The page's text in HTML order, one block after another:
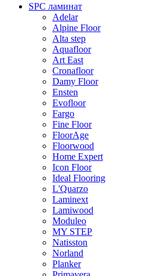
SPC ламинат
Adelar
Alpine Floor
Alta step
Aquafloor
Art East
Cronafloor
Damy Floor
Ensten
Evofloor
Fargo
Fine Floor
FloorAge
Floorwood
Home Expert
Icon Floor
Ideal Flooring
L'Quarzo
Laminext
Lamiwood
Moduleo
MY STEP
Natisston
Norland
Planker